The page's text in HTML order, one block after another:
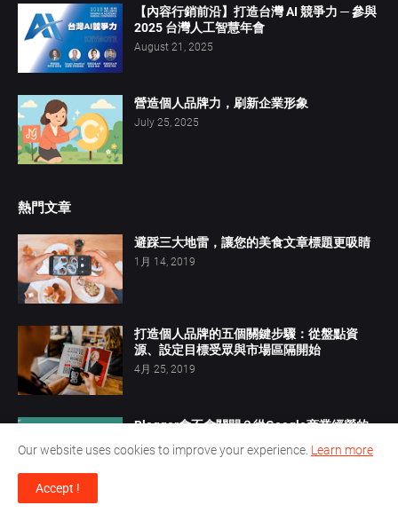
【內容行銷前沿】打造台灣 AI 競爭力 ─ 參與
2025 台灣人工智慧年會
August 21, 2025
營造個人品牌力，刷新企業形象
July 25, 2025
熱門文章
避踩三大地雷，讓您的美食文章標題更吸睛
1月 14, 2019
打造個人品牌的五個關鍵步驟：從盤點資
源、設定目標受眾與市場區隔開始
4月 25, 2019
Blogger會不會關閉？從Google商業經營的
角度深度剖析
2月 25, 2018
Our website uses cookies to improve your experience. Learn more
Accept !